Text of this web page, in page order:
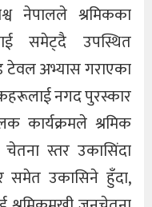
नेपालले श्रमिकका
समेट्दै उपस्थित
टेवल अभ्यास गराएका
नगद पुरस्कार
कार्यक्रमले श्रमिक
स्तर उकासिंदा
समेत उकासिने हुँदा,